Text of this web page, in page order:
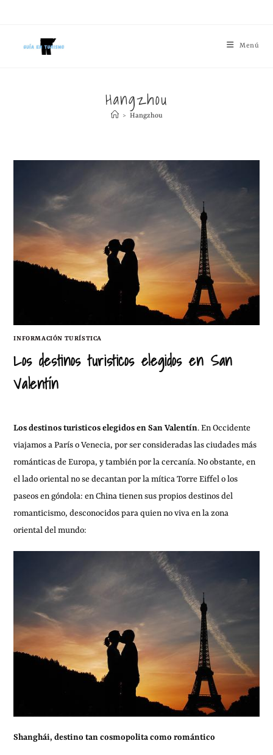
Menú
Hangzhou
> Hangzhou
INFORMACIÓN TURÍSTICA
Los destinos turisticos elegidos en San
Valentín
Los destinos turisticos elegidos en San Valentín. En Occidente
viajamos a París o Venecia, por ser consideradas las ciudades más
románticas de Europa, y también por la cercanía. No obstante, en
el lado oriental no se decantan por la mítica Torre Eiffel o los
paseos en góndola: en China tienen sus propios destinos del
romanticismo, desconocidos para quien no viva en la zona
oriental del mundo:
Shanghái, destino tan cosmopolita como romántico